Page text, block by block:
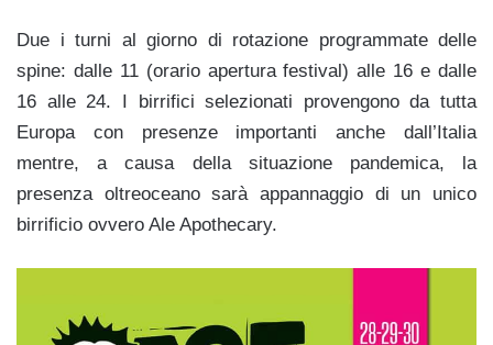
Due i turni al giorno di rotazione programmate delle
spine: dalle 11 (orario apertura festival) alle 16 e dalle
16 alle 24. I birrifici selezionati provengono da tutta
Europa con presenze importanti anche dall’Italia
mentre, a causa della situazione pandemica, la
presenza oltreoceano sarà appannaggio di un unico
birrificio ovvero Ale Apothecary.